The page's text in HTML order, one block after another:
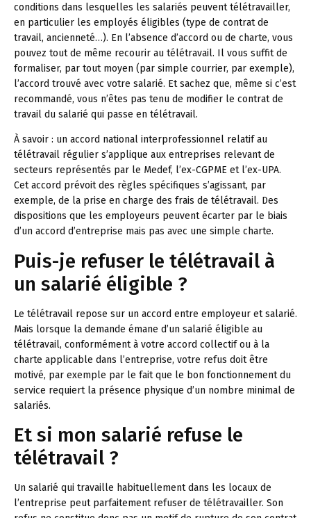
conditions dans lesquelles les salariés peuvent télétravailler,
en particulier les employés éligibles (type de contrat de
travail, ancienneté…). En l’absence d’accord ou de charte, vous
pouvez tout de même recourir au télétravail. Il vous suffit de
formaliser, par tout moyen (par simple courrier, par exemple),
l’accord trouvé avec votre salarié. Et sachez que, même si c’est
recommandé, vous n’êtes pas tenu de modifier le contrat de
travail du salarié qui passe en télétravail.
À savoir : un accord national interprofessionnel relatif au
télétravail régulier s’applique aux entreprises relevant de
secteurs représentés par le Medef, l’ex-CGPME et l’ex-UPA.
Cet accord prévoit des règles spécifiques s’agissant, par
exemple, de la prise en charge des frais de télétravail. Des
dispositions que les employeurs peuvent écarter par le biais
d’un accord d’entreprise mais pas avec une simple charte.
Puis-je refuser le télétravail à
un salarié éligible ?
Le télétravail repose sur un accord entre employeur et salarié.
Mais lorsque la demande émane d’un salarié éligible au
télétravail, conformément à votre accord collectif ou à la
charte applicable dans l’entreprise, votre refus doit être
motivé, par exemple par le fait que le bon fonctionnement du
service requiert la présence physique d’un nombre minimal de
salariés.
Et si mon salarié refuse le
télétravail ?
Un salarié qui travaille habituellement dans les locaux de
l’entreprise peut parfaitement refuser de télétravailler. Son